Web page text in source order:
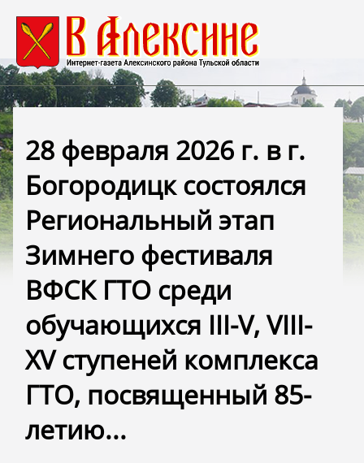
28 февраля 2026 г. в г.
Богородицк состоялся
Региональный этап
Зимнего фестиваля
ВФСК ГТО среди
обучающихся III-V, VIII-
XV ступеней комплекса
ГТО, посвященный 85-
летию...